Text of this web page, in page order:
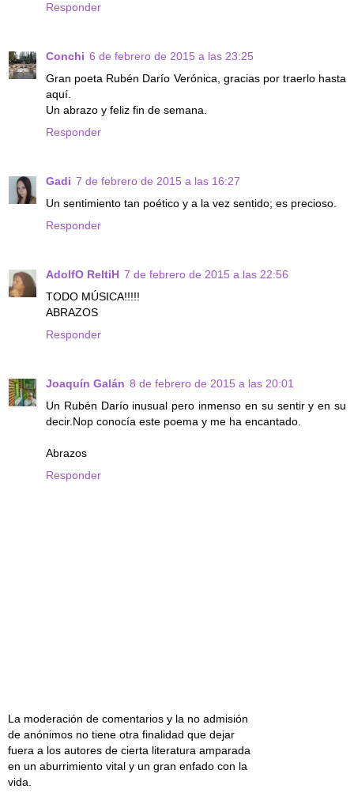
Responder
Conchi 6 de febrero de 2015 a las 23:25
Gran poeta Rubén Darío Verónica, gracias por traerlo hasta
aquí.
Un abrazo y feliz fin de semana.
Responder
Gadi 7 de febrero de 2015 a las 16:27
Un sentimiento tan poético y a la vez sentido; es precioso.
Responder
AdolfO ReltiH 7 de febrero de 2015 a las 22:56
TODO MÚSICA!!!!!
ABRAZOS
Responder
Joaquín Galán 8 de febrero de 2015 a las 20:01
Un Rubén Darío inusual pero inmenso en su sentir y en su
decir.Nop conocía este poema y me ha encantado.
Abrazos
Responder
La moderación de comentarios y la no admisión
de anónimos no tiene otra finalidad que dejar
fuera a los autores de cierta literatura amparada
en un aburrimiento vital y un gran enfado con la
vida.